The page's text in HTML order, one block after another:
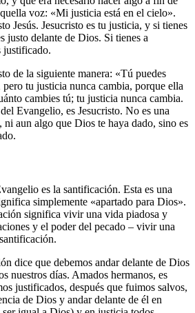
voz: «Mi justicia está en el cielo».
Jesús. Jesucristo es tu justicia, y si tienes
justo delante de Dios. Si tienes a
justificado.
de la siguiente manera: «Tú puedes
pero tu justicia nunca cambia, porque ella
cambies tú; tu justicia nunca cambia.
Evangelio, es Jesucristo. No es una
ni aun algo que Dios te haya dado, sino es
es la santificación. Esta es una
simplemente «apartado para Dios».
significa vivir una vida piadosa y
y el poder del pecado – vivir una
dice que debemos andar delante de Dios
nuestros días. Amados hermanos, es
justificados, después que fuimos salvos,
de Dios y andar delante de él en